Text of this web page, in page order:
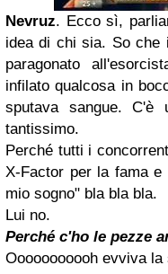
Nevruz. Ecco sì,
idea di chi sia. So che
paragonato
infilato qualcosa in
sputava sangue. C'è
tantissimo.
Perché tutti i
X-Factor per la fama
mio sogno" bla bla bla.
Lui no.
Perché c'ho le pezze
Ooooooooooh evviva